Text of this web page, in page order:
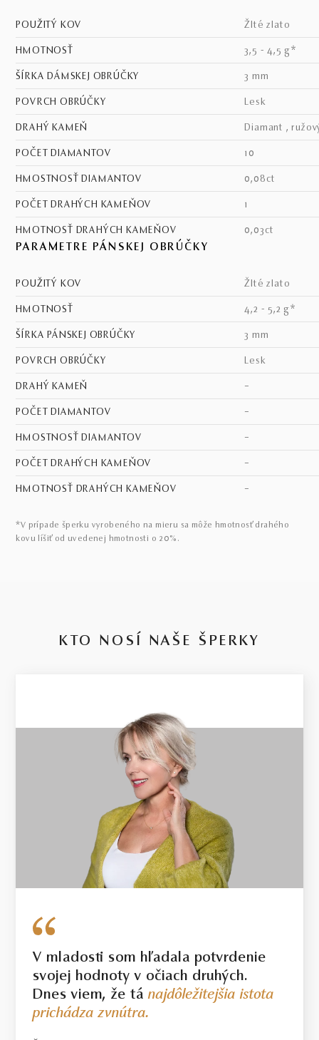
POUŽITÝ KOV žlté zlato
HMOTNOSŤ 3,5 - 4,5 g*
ŠÍRKA DÁMSKEJ OBRÚČKY 3 mm
POVRCH OBRÚČKY lesk
DRAHÝ KAMEŇ diamant ,
POČET DIAMANTOV 10
HMOSTNOSŤ DIAMANTOV 0,08ct
POČET DRAHÝCH KAMEŇOV 1
HMOTNOSŤ DRAHÝCH KAMEŇOV 0,03ct
PARAMETRE PÁNSKEJ OBRÚČKY
POUŽITÝ KOV žlté zlato
HMOTNOSŤ 4,2 - 5,2 g*
ŠÍRKA PÁNSKEJ OBRÚČKY 3 mm
POVRCH OBRÚČKY lesk
DRAHÝ KAMEŇ –
POČET DIAMANTOV –
HMOSTNOSŤ DIAMANTOV –
POČET DRAHÝCH KAMEŇOV –
HMOTNOSŤ DRAHÝCH KAMEŇOV –
*V prípade šperku vyrobeného na mieru sa môže hmotnosť drahého
kovu líšiť od uvedenej hmotnosti o 20%.
KTO NOSÍ NAŠE ŠPERKY
V mladosti som hľadala potvrdenie
svojej hodnoty v očiach druhých.
Dnes viem, že tánajdôležitejšia istota
prichádza zvnútra.